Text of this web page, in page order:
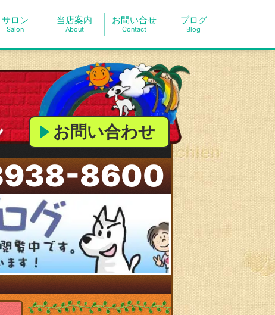
サロン
Salon
当店案内
About
お問い合せ
Contact
ブログ
Blog
お問い合わせ
8600